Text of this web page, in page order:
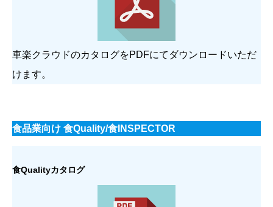
車楽クラウドのカタログをPDFにてダウンロードいただ
けます。
食品業向け 食Quality/食INSPECTOR
食Qualityカタログ